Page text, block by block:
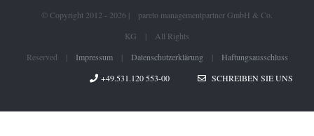
© Copyright 2012 - 2026 | pareto managementpartner GmbH & Co.
KG | All Rights
Reserved | Impressum| Datenschutzerklärung| Haftungsausschluss
+49.531.120 553-00
SCHREIBEN SIE UNS